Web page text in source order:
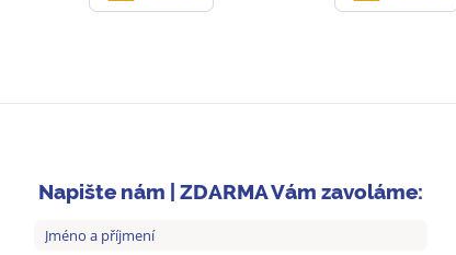
Napište nám | ZDARMA Vám zavoláme: